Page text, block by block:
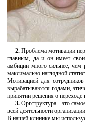
2.Проблема мотивации
главным, да и он имеет свои
амбиции много сильнее, чем
максимально наглядной
Мотивацией для
вырабатываются годами,
принятии решения о переходе
3. Оргструктура - это
всей деятельности
В нашей клинике мы